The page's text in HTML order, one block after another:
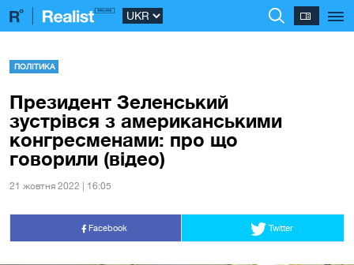
ПОЛІТИКА
Президент Зеленський
зустрівся з американськими
конгресменами: про що
говорили (відео)
21 жовтня 2022 | 16:05
Facebook Twitter